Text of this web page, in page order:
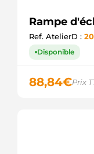
Rampe
Ref. AtelierD :
Disponible
88,84€Prix